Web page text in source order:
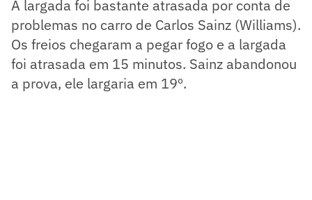
A largada foi bastante atrasada por conta de
problemas no carro de Carlos Sainz (Williams).
Os freios chegaram a pegar fogo e a largada
foi atrasada em 15 minutos. Sainz abandonou
a prova, ele largaria em 19º.